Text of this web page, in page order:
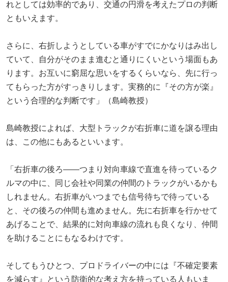
れとしては効率的であり、交通の円滑を考えたプロの判断
ともいえます。
さらに、右折しようとしている車がすでにかなりはみ出し
ていて、自分がそのまま進むと通りにくいという場面もあ
ります。お互いに窮屈な思いをするくらいなら、先に行っ
てもらった方がすっきりします。実務的に『その方が楽』
という合理的な判断です」（島崎教授）
島崎教授によれば、大型トラックが右折車に道を譲る理由
は、この他にもあるといいます。
「右折車の後ろ――つまり対向車線で直進を待っているク
ルマの中に、同じ会社や同業の仲間のトラックがいるかも
しれません。右折車がいつまでも信号待ちで待っている
と、その後ろの仲間も進めません。先に右折車を行かせて
あげることで、結果的に対向車線の流れも良くなり、仲間
を助けることにもなるわけです。
そしてもうひとつ、プロドライバーの中には『不確定要素
を減らす』という防衛的な考え方を持っている人もいま